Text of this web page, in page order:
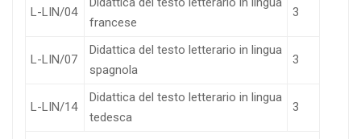
L-LIN/04
francese
3
L-LIN/07
Didattica del testo letterario in lingua
spagnola
3
L-LIN/14
Didattica del testo letterario in lingua
tedesca
3